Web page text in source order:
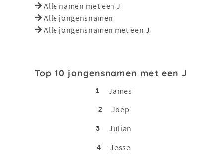
Alle namen met een J
Alle jongensnamen
Alle jongensnamen met een J
Top 10 jongensnamen met een J
1
James
2
Joep
3
Julian
4
Jesse